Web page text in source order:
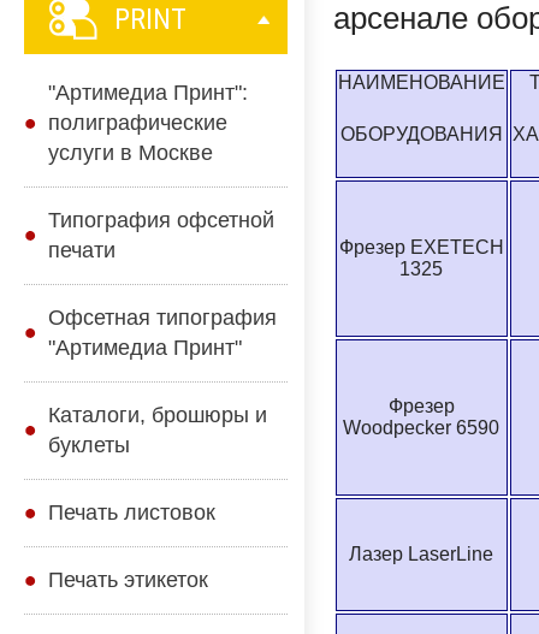
PRINT
"Артимедиа Принт":
полиграфические
услуги в Москве
Типография офсетной
печати
Офсетная типография
"Артимедиа Принт"
Каталоги, брошюры и
буклеты
Печать листовок
Печать этикеток
арсенале
НАИМЕНОВАНИЕ
ОБОРУДОВАНИЯ
Фрезер EXETECH
1325
Фрезер
Woodpecker 6590
Лазер LaserLine